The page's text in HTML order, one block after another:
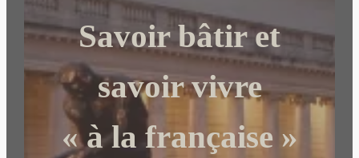
c
h
r
Savoir bâtir et
savoir vivre
« à la française »